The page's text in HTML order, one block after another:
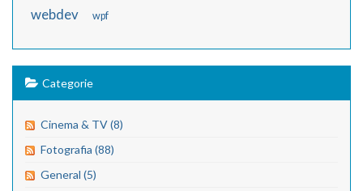
webdev wpf
Categorie
Cinema & TV (8)
Fotografia (88)
General (5)